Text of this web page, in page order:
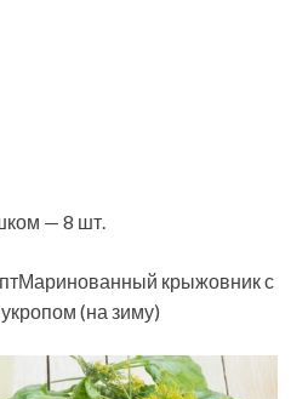
— 8 шт.
крыжовник с
(на зиму)